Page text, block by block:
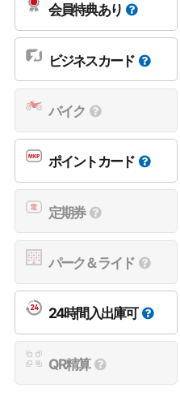
会員特典あり
ビジネスカード
バイク
ポイントカード
定期券
パーク＆ライド
24時間入出庫可
QR精算